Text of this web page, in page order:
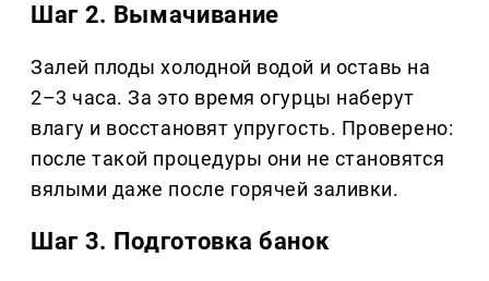
Шаг 2. Вымачивание
Залей плоды холодной водой и оставь на
2–3 часа. За это время огурцы наберут
влагу и восстановят упругость. Проверено:
после такой процедуры они не становятся
вялыми даже после горячей заливки.
Шаг 3. Подготовка банок